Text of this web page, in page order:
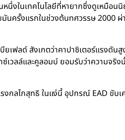
หนึ่งในเทคโนโลยีที่หายากซึ่งดูเหมือ
นครั้งแรกในช่วงต้นทศวรรษ 2000 ผ่
เฟลด์ สังเกตว่าคาปาซิเตอร์แรงดัน
วลล์และคูลอมบ์ ยอมรับว่าความจริง
งกลไกสุทธิ ในแง่นี้ อุปกรณ์ EAD ขับเ